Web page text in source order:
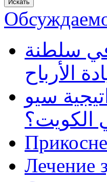
في سلطنة
الأرباح
سيو
الكويت؟
Лечение